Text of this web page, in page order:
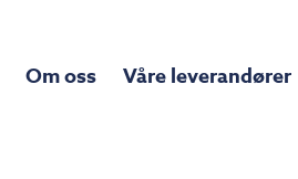
Om oss Våre leverandører